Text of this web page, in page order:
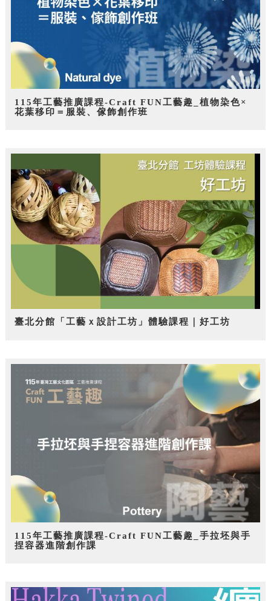
115年工藝推廣課程-Craft FUN工藝趣_植物染色×
花葉移印＝服裝、傢飾創作班
臺北分館「工藝ｘ設計工坊」體驗課程｜好工坊
115年工藝推廣課程-Craft FUN工藝趣_手拉坯與手
捏容器進階創作課